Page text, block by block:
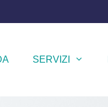
SERVIZI